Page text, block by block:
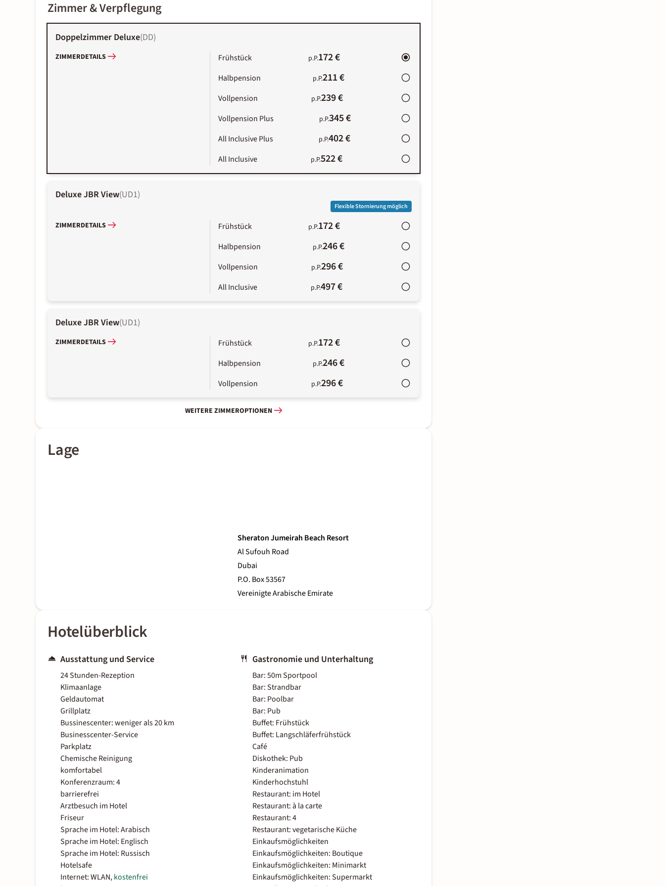
Zimmer & Verpflegung
Doppelzimmer Deluxe(DD)
ZIMMERDETAILS Frühstück p.P.172 €
Halbpension p.P.211 €
Vollpension p.P.239 €
Vollpension Plus p.P.345 €
All Inclusive Plus p.P.402 €
All Inclusive p.P.522 €
Deluxe JBR View(UD1)
Flexible Stornierung möglich
ZIMMERDETAILS Frühstück p.P.172 €
Halbpension p.P.246 €
Vollpension p.P.296 €
All Inclusive p.P.497 €
Deluxe JBR View(UD1)
ZIMMERDETAILS Frühstück p.P.172 €
Halbpension p.P.246 €
Vollpension p.P.296 €
WEITERE ZIMMEROPTIONEN
Lage
Sheraton Jumeirah Beach Resort
Al Sufouh Road
Dubai
P.O. Box 53567
Vereinigte Arabische Emirate
Hotelüberblick
Ausstattung und Service
24 Stunden-Rezeption
Klimaanlage
Geldautomat
Grillplatz
Bussinescenter: weniger als 20 km
Businesscenter-Service
Parkplatz
Chemische Reinigung
komfortabel
Konferenzraum: 4
barrierefrei
Arztbesuch im Hotel
Friseur
Sprache im Hotel: Arabisch
Sprache im Hotel: Englisch
Sprache im Hotel: Russisch
Hotelsafe
Internet: WLAN,kostenfrei
Gastronomie und Unterhaltung
Bar: 50m Sportpool
Bar: Strandbar
Bar: Poolbar
Bar: Pub
Buffet: Frühstück
Buffet: Langschläferfrühstück
Café
Diskothek: Pub
Kinderanimation
Kinderhochstuhl
Restaurant: im Hotel
Restaurant: à la carte
Restaurant: 4
Restaurant: vegetarische Küche
Einkaufsmöglichkeiten
Einkaufsmöglichkeiten: Boutique
Einkaufsmöglichkeiten: Minimarkt
Einkaufsmöglichkeiten: Supermarkt